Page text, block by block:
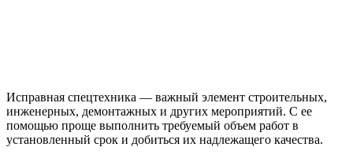
Исправная спецтехника — важный элемент строительных,
инженерных, демонтажных и других мероприятий. С ее
помощью проще выполнить требуемый объем работ в
установленный срок и добиться их надлежащего качества.